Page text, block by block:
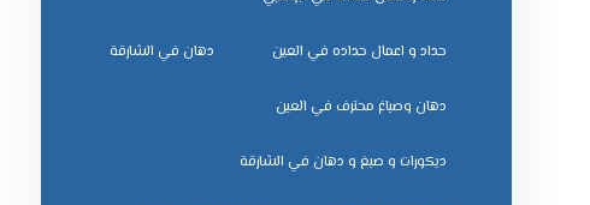
حداد و اعمال حداده في العين دهان في الشارقة
دهان وصباغ محترف في العين
ديكورات و صبغ و دهان في الشارقة